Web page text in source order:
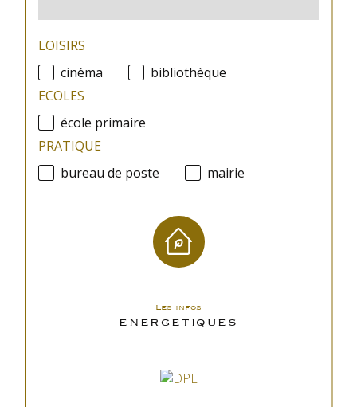
Les infos
ENERGETIQUES
LOISIRS
cinéma
bibliothèque
ECOLES
école primaire
PRATIQUE
bureau de poste
mairie